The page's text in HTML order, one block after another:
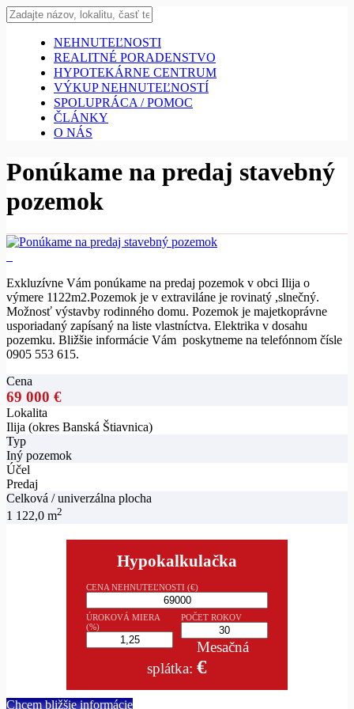
NEHNUTEĽNOSTI
REALITNÉ PORADENSTVO
HYPOTEKÁRNE CENTRUM
VÝKUP NEHNUTEĽNOSTÍ
SPOLUPRÁCA / POMOC
ČLÁNKY
O NÁS
Ponúkame na predaj stavebný
pozemok
Exkluzívne Vám ponúkame na predaj pozemok v obci Ilija o
výmere 1122m2.Pozemok je v extraviláne je rovinatý ,slnečný.
Možnosť výstavby rodinného domu. Pozemok je majetkoprávne
usporiadaný zapísaný na liste vlastníctva. Elektrika v dosahu
pozemku. Bližšie informácie Vám poskytneme na telefónnom čísle
0905 553 615.
Cena
69 000 €
Lokalita
Ilija (okres Banská Štiavnica)
Typ
Iný pozemok
Účel
Predaj
Celková / univerzálna plocha
1 122,0 m2
Hypokalkulačka
CENA NEHNUTEĽNOSTI (€)
ÚROKOVÁ MIERA
(%)
POČET ROKOV
Mesačná
splátka: €
Chcem bližšie informácie